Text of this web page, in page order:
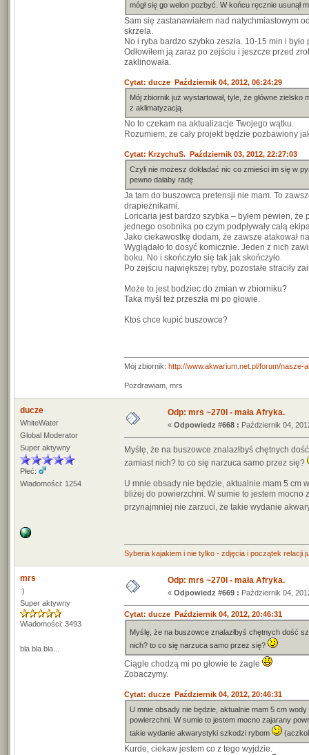
mógł się go welon pozbyć. W końcu ręcznie usunął
Sam się zastanawiałem nad natychmiastowym
skrzela.
No i ryba bardzo szybko zeszła. 10-15 min i było
Odłowiłem ją zaraz po zejściu i jeszcze przed
zaklinowała.
Cytat: ducze Październik 04, 2012, 06:24:29
Mój zbiornik już wystartował, tyle, że główne
z aklimatyzacją.
No to czekam na aktualizacje Twojego wątku.
Rozumiem, że cały projekt będzie pozbawiony
Cytat: KrzychuS. Październik 03, 2012, 22:27:03
Czyli nie możesz dokładać nic co zmieści im się w
pewno dałaby radę
Ja tam do buszowca pretensji nie mam. To
drapieżnikami.
Loricaria jest bardzo szybka – byłem pewien,
jednego osobnika po czym podpływały całą
Jako ciekawostkę dodam, że zawsze atakował
Wyglądało to dosyć komicznie. Jeden z nich
boku. No i skończyło się tak jak skończyło.
Po zejściu największej ryby, pozostałe straciły
Może to jest bodziec do zmian w zbiorniku?
Taka myśl też przeszła mi po głowie.
Ktoś chce kupić buszowce?
Mój zbiornik: http://www.akwarium.net.pl/forum/
Pozdrawiam, mrs
ducze
WhiteWater
Global Moderator
Super aktywny
Płeć:
Wiadomości: 1254
Odp: mrs ~270l - mała Afryka.
« Odpowiedz #668 : Październik 04,
Myślę, że na buszowce znalazłbyś chętnych
zamiast nich? to co się narzuca samo przez się?
U mnie obsady nie będzie, aktualnie mam 5 cm
bliżej do powierzchni. W sumie to jestem mocno
przynajmniej nie zarzuci, że takie wydanie
Syberia kajakiem i nie tylko - zdjęcia i początek relacji
mrs
:)
Super aktywny
Wiadomości: 3493
bla bla bla...
Odp: mrs ~270l - mała Afryka.
« Odpowiedz #669 : Październik 04,
Cytat: ducze Październik 04, 2012, 20:46:31
Myślę, że na buszowce znalazłbyś chętnych dość
nich? to co się narzuca samo przez się?
Ciągle chodzą mi po głowie te żagle
Zobaczymy.
Cytat: ducze Październik 04, 2012, 20:46:31
U mnie obsady nie będzie, aktualnie mam 5 cm
powierzchni. W sumie to jestem mocno zajarany
takie wydanie akwarystyki szkodzi rybom
Kurde, ciekaw jestem co z tego wyjdzie.